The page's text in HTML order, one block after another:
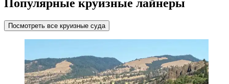
Популярные круизные лайнеры
Посмотреть все круизные суда